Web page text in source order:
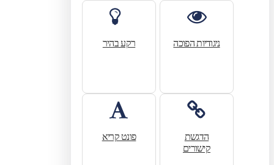
ניגודיות הפוכה רקע בהיר
הדגשת
קישורים
פונט קריא